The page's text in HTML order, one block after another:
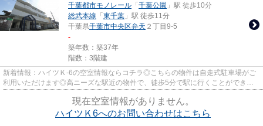
千葉都市モノレール 「 千葉公園 」駅 徒歩10分
総武本線 「 東千葉 」駅 徒歩11分
千葉県千葉市中央区弁天 ２丁目9-5
-
築年数：築37年
階数：3階建
新着情報：ハイツＫ-6の空室情報ならコチラ◎こちらの物件は自走式駐車場がご
利用いただけます◎高ニーズな駅近の物件で、徒歩5分で駅に行くことができま
現在空室情報がありません。
ハイツＫ6へのお問い合わせはこちら